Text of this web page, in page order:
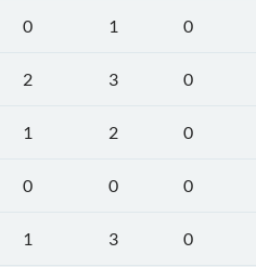
0 1
0
2 3
0
1 2
0
0 0
0
1 3
0